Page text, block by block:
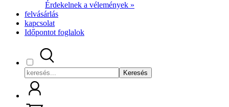
Érdekelnek a vélemények »
felvásárlás
kapcsolat
Időpontot foglalok
Keresés